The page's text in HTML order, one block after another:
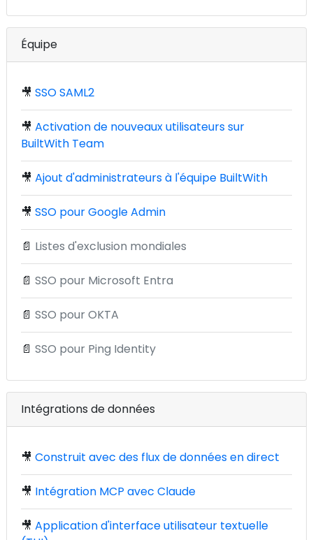
Équipe
🎥 SSO SAML2
🎥 Activation de nouveaux utilisateurs sur
BuiltWith Team
🎥 Ajout d'administrateurs à l'équipe BuiltWith
🎥 SSO pour Google Admin
📄 Listes d'exclusion mondiales
📄 SSO pour Microsoft Entra
📄 SSO pour OKTA
📄 SSO pour Ping Identity
Intégrations de données
🎥 Construit avec des flux de données en direct
🎥 Intégration MCP avec Claude
🎥 Application d'interface utilisateur textuelle